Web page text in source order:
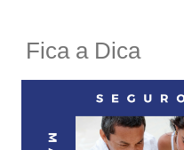
Fica a Dica